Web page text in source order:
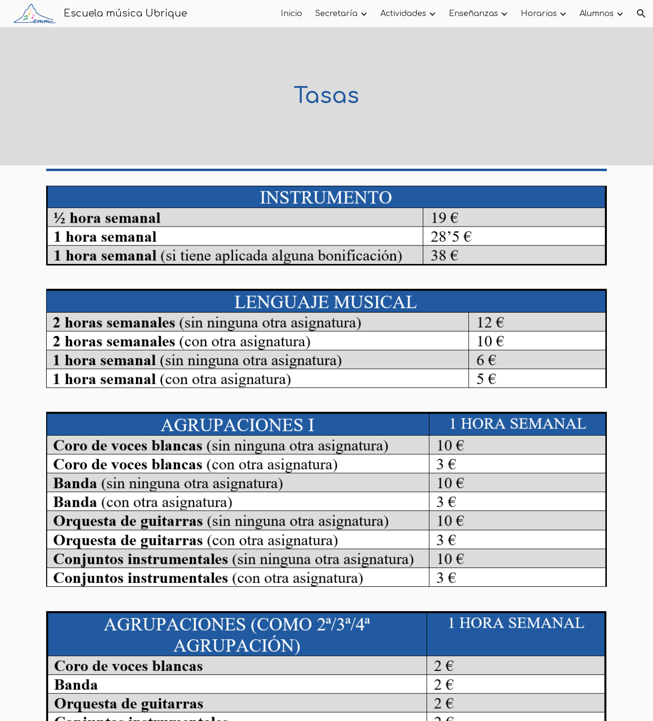
Skip to navigation
Escuela música Ubrique Inicio Secretaría Actividades Enseñanzas Horarios Alumnos
Tasas